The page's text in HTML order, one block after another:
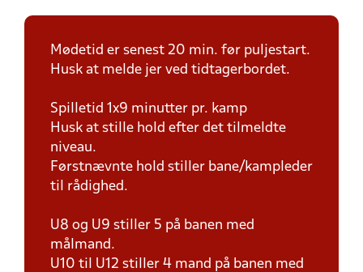
Mødetid er senest 20 min. før puljestart.
Husk at melde jer ved tidtagerbordet.
Spilletid 1x9 minutter pr. kamp
Husk at stille hold efter det tilmeldte
niveau.
Førstnævnte hold stiller bane/kampleder
til rådighed.
U8 og U9 stiller 5 på banen med
målmand.
U10 til U12 stiller 4 mand på banen med